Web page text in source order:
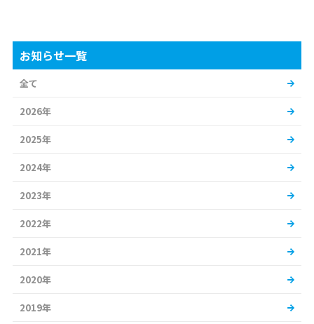
お知らせ一覧
全て
2026年
2025年
2024年
2023年
2022年
2021年
2020年
2019年